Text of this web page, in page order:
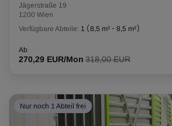
Jägerstraße 19
1200 Wien
Verfügbare Abteile: 1 ( 8,5 m² - 8,5 m²)
Ab
270,29 EUR/Mon 318,00 EUR
Nur noch 1 Abteil frei